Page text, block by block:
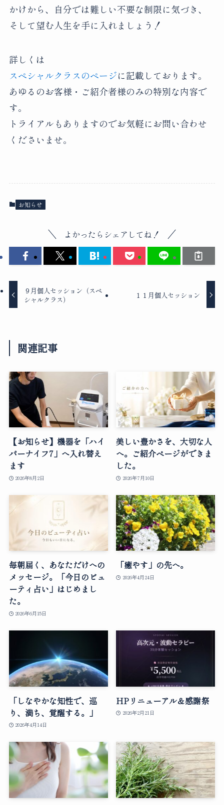
かけから、自分では難しい不要な制限に気づき、
そして望む人生を手に入れましょう！
詳しくは
スペシャルクラスのページに記載しております。
あゆるのお客様・ご紹介者様のみの特別な内容で
す。
トライアルもありますのでお気軽にお問い合わせ
くださいませ。
お知らせ
よかったらシェアしてね！
９月個人セッション（スペ
シャルクラス）
１１月個人セッション
関連記事
【お知らせ】機器を「ハイ
パーナイフ7」へ入れ替え
ます
2026年8月2日
美しい豊かさを、大切な人
へ。ご紹介ページができま
した。
2026年7月10日
毎朝届く、あなただけへの
メッセージ。「今日のビュ
ーティ占い」はじめまし
た。
2026年6月15日
「癒やす」の先へ。
2026年4月24日
「しなやかな知性で、巡
り、満ち、覚醒する。」
2026年4月14日
HPリニューアル＆感謝祭
2026年2月21日